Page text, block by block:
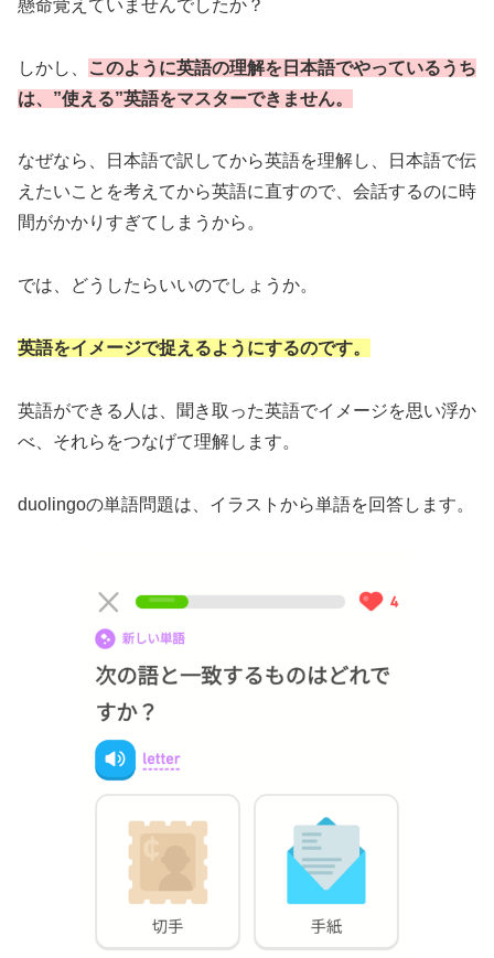
懸命覚えていませんでしたか？
しかし、
このように英語の理解を日本語でやっているうち
は、”使える”英語をマスターできません。
なぜなら、日本語で訳してから英語を理解し、日本語で伝
えたいことを考えてから英語に直すので、会話するのに時
間がかかりすぎてしまうから。
では、どうしたらいいのでしょうか。
英語をイメージで捉えるようにするのです。
英語ができる人は、聞き取った英語でイメージを思い浮か
べ、それらをつなげて理解します。
duolingoの単語問題は、イラストから単語を回答します。